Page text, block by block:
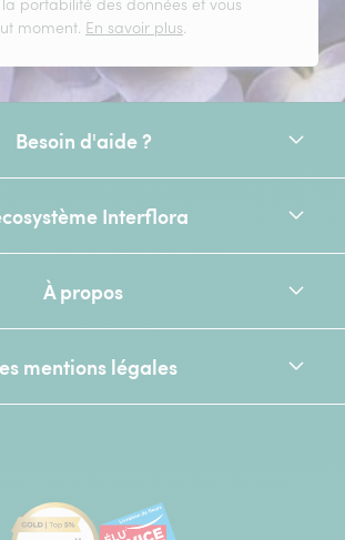
portabilité des données et vous
moment. En savoir plus.
Besoin d'aide ?
Interflora
À propos
mentions légales
[Ecovadis Gold Badge - Top 5%